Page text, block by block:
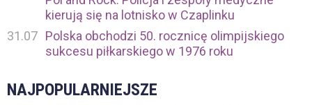
kierują się na lotnisko w Czaplinku
31.07 Polska obchodzi 50. rocznicę olimpijskiego
sukcesu piłkarskiego w 1976 roku
NAJPOPULARNIEJSZE